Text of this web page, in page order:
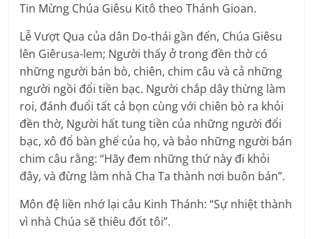
Tin Mừng Chúa Giêsu Kitô theo Thánh Gioan.
Lễ Vượt Qua của dân Do-thái gần đến, Chúa Giêsu
lên Giêrusa-lem; Người thấy ở trong đền thờ có
những người bán bò, chiên, chim câu và cả những
người ngồi đổi tiền bạc. Người chắp dây thừng làm
roi, đánh đuổi tất cả bọn cùng với chiên bò ra khỏi
đền thờ, Người hất tung tiền của những người đổi
bạc, xô đổ bàn ghế của họ, và bảo những người bán
chim câu rằng: “Hãy đem những thứ này đi khỏi
đây, và đừng làm nhà Cha Ta thành nơi buôn bán”.
Môn đệ liền nhớ lại câu Kinh Thánh: “Sự nhiệt thành
vì nhà Chúa sẽ thiêu đốt tôi”.